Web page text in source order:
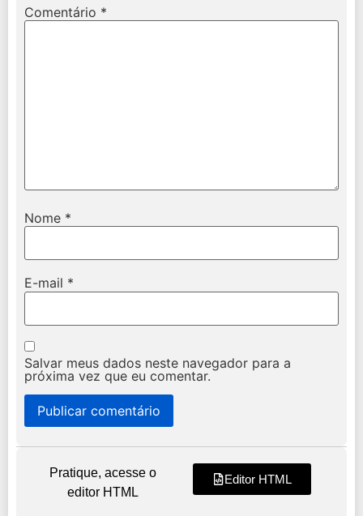
Comentário *
Nome *
E-mail *
Salvar meus dados neste navegador para a
próxima vez que eu comentar.
Pratique, acesse o
editor HTML
Editor HTML